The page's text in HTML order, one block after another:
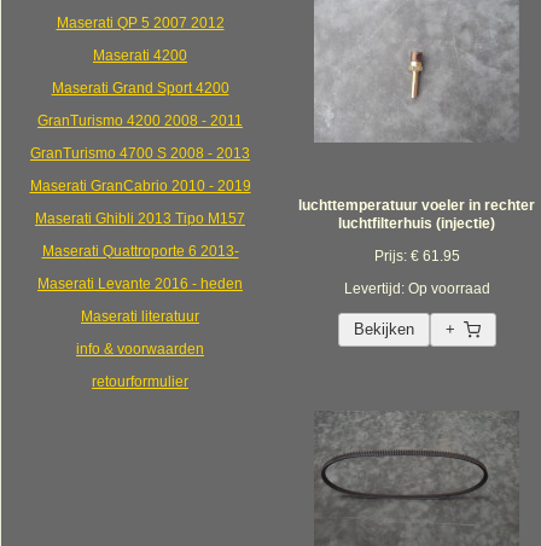
Maserati QP 5 2007 2012
Maserati 4200
Maserati Grand Sport 4200
GranTurismo 4200 2008 - 2011
GranTurismo 4700 S 2008 - 2013
Maserati GranCabrio 2010 - 2019
Maserati Ghibli 2013 Tipo M157
Maserati Quattroporte 6 2013-
Maserati Levante 2016 - heden
Maserati literatuur
info & voorwaarden
retourformulier
luchttemperatuur voeler in rechter
luchtfilterhuis (injectie)
Prijs: € 61.95
Levertijd: Op voorraad
Bekijken +